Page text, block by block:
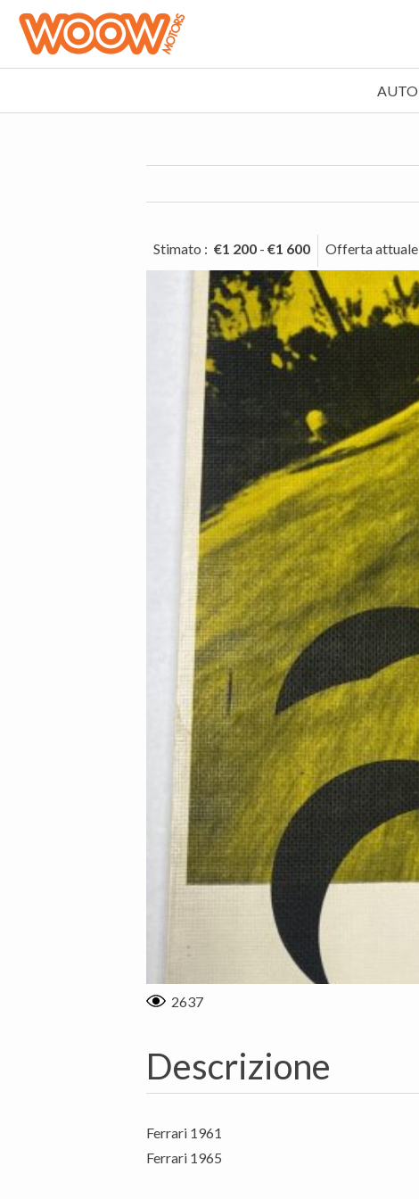
AUTO
Stimato : €1 200 - €1 600 Offerta attuale
2637
Descrizione
Ferrari 1961
Ferrari 1965